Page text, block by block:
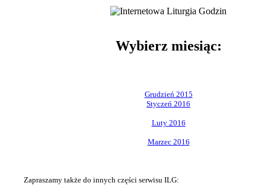
Wybierz miesiąc:
Grudzień 2015
Styczeń 2016
Luty 2016
Marzec 2016
Zapraszamy także do innych części serwisu ILG: